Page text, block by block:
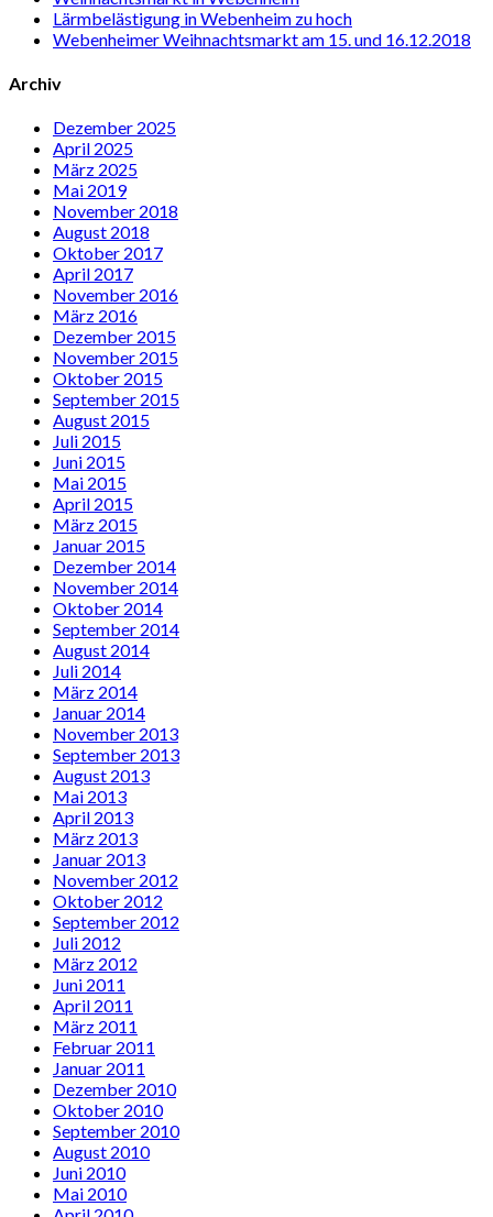
Lärmbelästigung in Webenheim zu hoch
Webenheimer Weihnachtsmarkt am 15. und 16.12.2018
Archiv
Dezember 2025
April 2025
März 2025
Mai 2019
November 2018
August 2018
Oktober 2017
April 2017
November 2016
März 2016
Dezember 2015
November 2015
Oktober 2015
September 2015
August 2015
Juli 2015
Juni 2015
Mai 2015
April 2015
März 2015
Januar 2015
Dezember 2014
November 2014
Oktober 2014
September 2014
August 2014
Juli 2014
März 2014
Januar 2014
November 2013
September 2013
August 2013
Mai 2013
April 2013
März 2013
Januar 2013
November 2012
Oktober 2012
September 2012
Juli 2012
März 2012
Juni 2011
April 2011
März 2011
Februar 2011
Januar 2011
Dezember 2010
Oktober 2010
September 2010
August 2010
Juni 2010
Mai 2010